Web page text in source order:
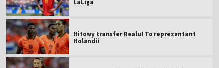
LaLiga
Hitowy transfer Realu! To reprezentant
Holandii